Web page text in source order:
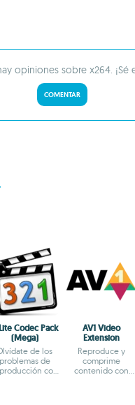
opiniones sobre x264. ¡Sé
COMENTAR
Codec Pack
(Mega)
de los
problemas de
con
AV1 Video
Extension
Reproduce y
comprime
contenido con